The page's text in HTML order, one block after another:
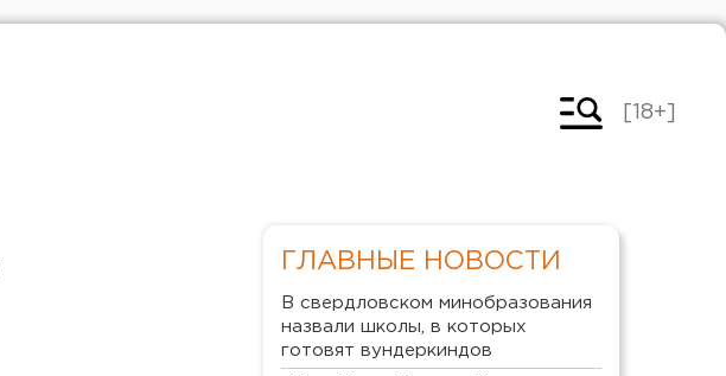
[18+]
ГЛАВНЫЕ НОВОСТИ
В свердловском минобразования
назвали школы, в которых
готовят вундеркиндов